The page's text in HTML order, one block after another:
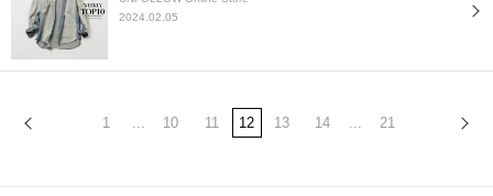
2024.02.05
1 ... 10 11 12 13 14 ... 21